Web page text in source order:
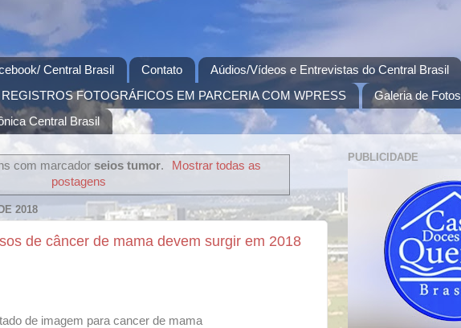
Central Brasil Contato Aúdios/Vídeos e Entrevistas do Central Brasil
REGISTROS FOTOGRÁFICOS EM PARCERIA COM WPRESS
Galeria de Fotos
Central Brasil
com marcador seios tumor.
Mostrar todas as
postagens
2018
de câncer de mama devem surgir em 2018
PUBLICIDADE